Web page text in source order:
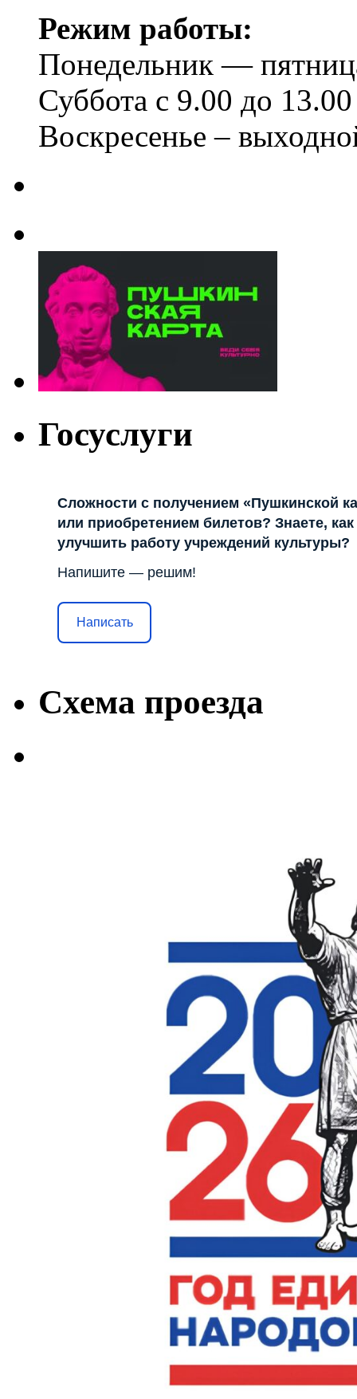
Режим работы:
Понедельник —
Суббота с 9.00 до 13.00
Воскресенье –
Госуслуги
Сложности с получением «Пушкинской
или приобретением билетов? Знаете, как
улучшить работу учреждений культуры?
Напишите — решим!
Написать
Схема проезда